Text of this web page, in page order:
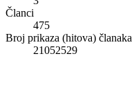
Članci
475
Broj prikaza (hitova) članaka
21052529